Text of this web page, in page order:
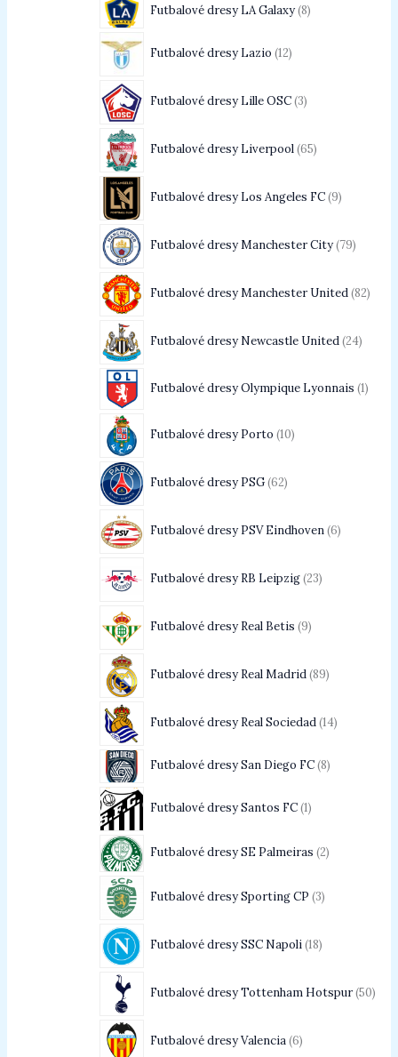
Futbalové dresy LA Galaxy 8
Futbalové dresy Lazio 12
Futbalové dresy Lille OSC 3
Futbalové dresy Liverpool 65
Futbalové dresy Los Angeles FC 9
Futbalové dresy Manchester City 79
Futbalové dresy Manchester United 82
Futbalové dresy Newcastle United 24
Futbalové dresy Olympique Lyonnais 1
Futbalové dresy Porto 10
Futbalové dresy PSG 62
Futbalové dresy PSV Eindhoven 6
Futbalové dresy RB Leipzig 23
Futbalové dresy Real Betis 9
Futbalové dresy Real Madrid 89
Futbalové dresy Real Sociedad 14
Futbalové dresy San Diego FC 8
Futbalové dresy Santos FC 1
Futbalové dresy SE Palmeiras 2
Futbalové dresy Sporting CP 3
Futbalové dresy SSC Napoli 18
Futbalové dresy Tottenham Hotspur 50
Futbalové dresy Valencia 6